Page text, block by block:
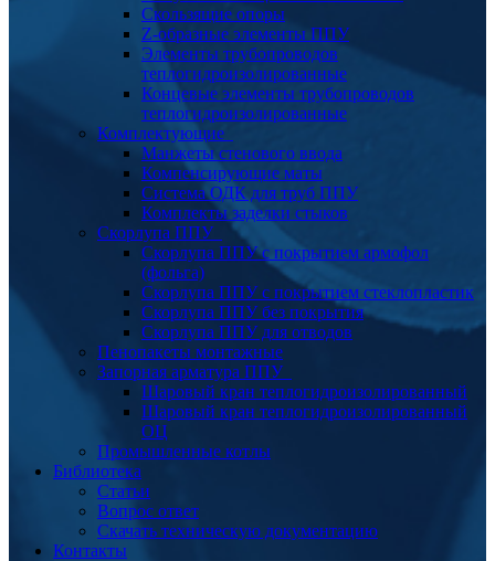
Скользящие опоры
Z-образные элементы ППУ
Элементы трубопроводов
теплогидроизолированные
Концевые элементы трубопроводов
теплогидроизолированные
Комплектующие
Манжеты стенового ввода
Компенсирующие маты
Система ОДК для труб ППУ
Комплекты заделки стыков
Скорлупа ППУ
Скорлупа ППУ с покрытием армофол
(фольга)
Скорлупа ППУ с покрытием стеклопластик
Скорлупа ППУ без покрытия
Скорлупа ППУ для отводов
Пенопакеты монтажные
Запорная арматура ППУ
Шаровый кран теплогидроизолированный
Шаровый кран теплогидроизолированный
ОЦ
Промышленные котлы
Библиотека
Статьи
Вопрос ответ
Скачать техническую документацию
Контакты